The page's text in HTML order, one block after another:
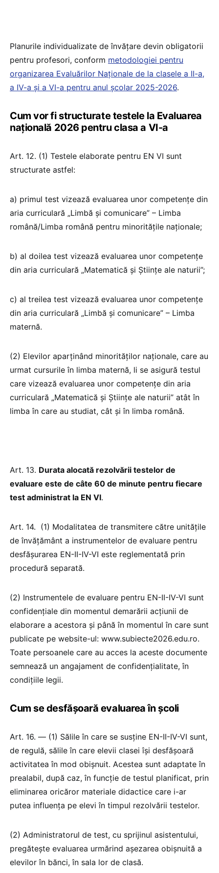
Planurile individualizate de învățare devin obligatorii
pentru profesori, conform metodologiei pentru
organizarea Evaluărilor Naționale de la clasele a II-a,
a IV-a și a VI-a pentru anul școlar 2025-2026.
Cum vor fi structurate testele la Evaluarea
națională 2026 pentru clasa a VI-a
Art. 12. (1) Testele elaborate pentru EN VI sunt
structurate astfel:
a) primul test vizează evaluarea unor competențe din
aria curriculară „Limbă și comunicare” – Limba
română/Limba română pentru minoritățile naționale;
b) al doilea test vizează evaluarea unor competențe
din aria curriculară „Matematică și Științe ale naturii”;
c) al treilea test vizează evaluarea unor competențe
din aria curriculară „Limbă și comunicare” – Limba
maternă.
(2) Elevilor aparținând minorităților naționale, care au
urmat cursurile în limba maternă, li se asigură testul
care vizează evaluarea unor competențe din aria
curriculară „Matematică și Științe ale naturii” atât în
limba în care au studiat, cât și în limba română.
Art. 13. Durata alocată rezolvării testelor de
evaluare este de câte 60 de minute pentru fiecare
test administrat la EN VI.
Art. 14. (1) Modalitatea de transmitere către unitățile
de învățământ a instrumentelor de evaluare pentru
desfășurarea EN-II-IV-VI este reglementată prin
procedură separată.
(2) Instrumentele de evaluare pentru EN-II-IV-VI sunt
confidențiale din momentul demarării acțiunii de
elaborare a acestora și până în momentul în care sunt
publicate pe website-ul: www.subiecte2026.edu.ro.
Toate persoanele care au acces la aceste documente
semnează un angajament de confidențialitate, în
condițiile legii.
Cum se desfășoară evaluarea în școli
Art. 16. — (1) Sălile în care se susține EN-II-IV-VI sunt,
de regulă, sălile în care elevii clasei își desfășoară
activitatea în mod obișnuit. Acestea sunt adaptate în
prealabil, după caz, în funcție de testul planificat, prin
eliminarea oricăror materiale didactice care i-ar
putea influența pe elevi în timpul rezolvării testelor.
(2) Administratorul de test, cu sprijinul asistentului,
pregătește evaluarea urmărind așezarea obișnuită a
elevilor în bănci, în sala lor de clasă.